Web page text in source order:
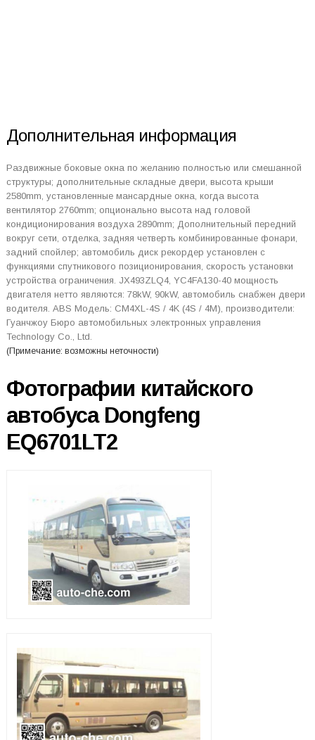
Дополнительная информация
Раздвижные боковые окна по желанию полностью или смешанной
структуры; дополнительные складные двери, высота крыши
2580mm, установленные мансардные окна, когда высота
вентилятор 2760mm; опционально высота над головой
кондиционирования воздуха 2890mm; Дополнительный передний
вокруг сети, отделка, задняя четверть комбинированные фонари,
задний спойлер; автомобиль диск рекордер установлен с
функциями спутникового позиционирования, скорость установки
устройства ограничения. JX493ZLQ4, YC4FA130-40 мощность
двигателя нетто являются: 78kW, 90kW, автомобиль снабжен двери
водителя. ABS Модель: CM4XL-4S / 4K (4S / 4M), производители:
Гуанчжоу Бюро автомобильных электронных управления
Technology Co., Ltd.
(Примечание: возможны неточности)
Фотографии китайского
автобуса Dongfeng
EQ6701LT2